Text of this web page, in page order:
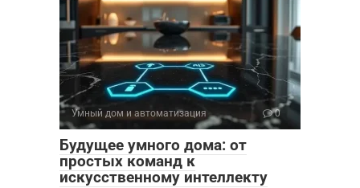
Умный дом и автоматизация 0
Будущее умного дома: от
простых команд к
искусственному интеллекту